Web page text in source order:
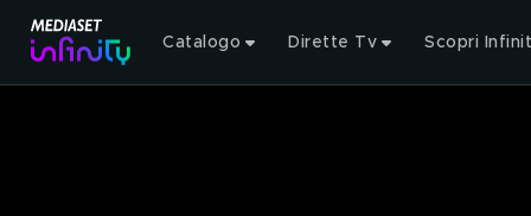
Catalogo Dirette Tv Scopri